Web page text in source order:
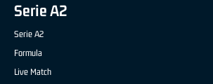
Serie A2
Serie A2
Formula
Live Match